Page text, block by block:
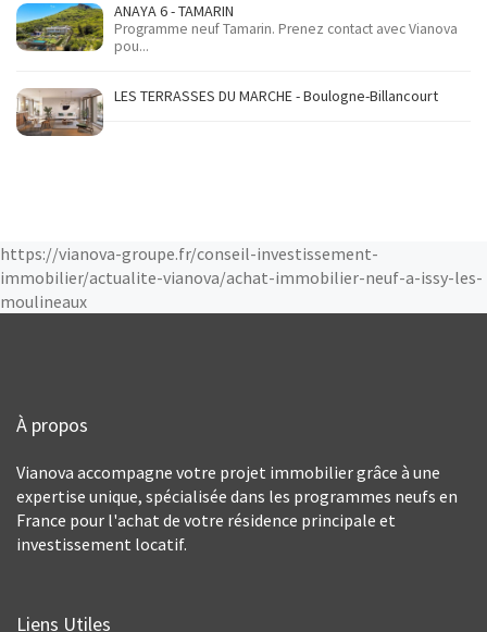
ANAYA 6 - TAMARIN
Programme neuf Tamarin. Prenez contact avec Vianova
pou...
LES TERRASSES DU MARCHE - Boulogne-Billancourt
https://vianova-groupe.fr/conseil-investissement-
immobilier/actualite-vianova/achat-immobilier-neuf-a-issy-les-
moulineaux
À propos
Vianova accompagne votre projet immobilier grâce à une
expertise unique, spécialisée dans les programmes neufs en
France pour l'achat de votre résidence principale et
investissement locatif.
Liens Utiles